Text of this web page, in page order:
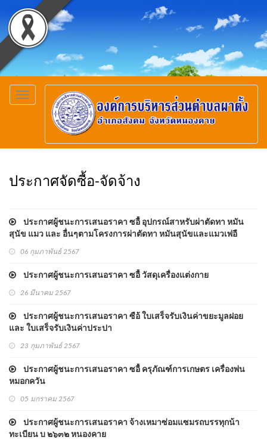
Toggle
navigation
ประกาศจัดซื้อ-จัดจ้าง
ประกาศผู้ชนะการเสนอราคา ซอื้ อุปกรณ์สาหรับผ่าตัดทา หมัน
สุนัข แมว และ อื่นๆตามโครงการผ่าตัดทา หมันสุนัขและแมวเพ่อื
เฉลิมพระเกียรติ
06 กุมภาพันธ์ 2567
ประกาศผู้ชนะการเสนอราคา ซอื้ วัสดุเครื่องแต่งกาย
26 มีนาคม 2567
ประกาศผู้ชนะการเสนอราคา ซือ้ ใบเสร็จรับเงินค่าขยะมูลฝอย
และ ใบเสร็จรับเงินค่าประปา
23 กุมภาพันธ์ 2567
ประกาศผู้ชนะการเสนอราคา ซอื้ ครุภัณฑ์การเกษตร เครื่องพ่น
หมอกควัน
05 มกราคม 2567
ประกาศผู้ชนะการเสนอราคา จ้างเหมาซ่อมแซมรถบรรทุกน้า
ทะเบียน บ ๒๖๓๒ หนองคาย